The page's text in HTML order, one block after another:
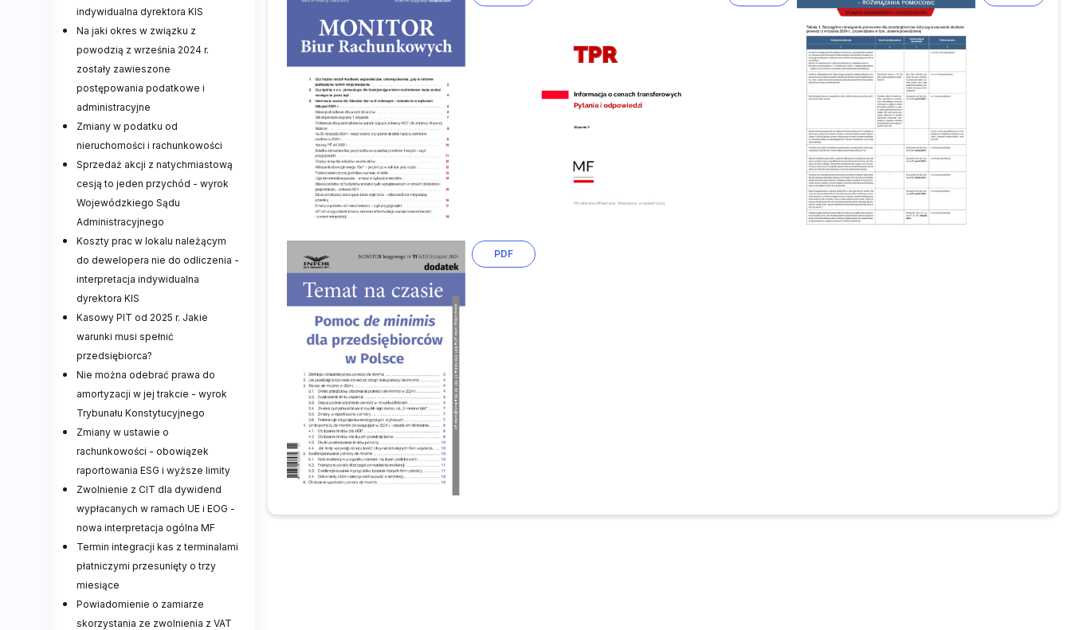
indywidualna dyrektora KIS
Na jaki okres w związku z
powodzią z września 2024 r.
zostały zawieszone
postępowania podatkowe i
administracyjne
Zmiany w podatku od
nieruchomości i rachunkowości
Sprzedaż akcji z natychmiastową
cesją to jeden przychód - wyrok
Wojewódzkiego Sądu
Administracyjnego
Koszty prac w lokalu należącym
do dewelopera nie do odliczenia -
interpretacja indywidualna
dyrektora KIS
Kasowy PIT od 2025 r. Jakie
warunki musi spełnić
przedsiębiorca?
Nie można odebrać prawa do
amortyzacji w jej trakcie - wyrok
Trybunału Konstytucyjnego
Zmiany w ustawie o
rachunkowości - obowiązek
raportowania ESG i wyższe limity
Zwolnienie z CIT dla dywidend
wypłacanych w ramach UE i EOG -
nowa interpretacja ogólna MF
Termin integracji kas z terminalami
płatniczymi przesunięty o trzy
miesiące
Powiadomienie o zamiarze
skorzystania ze zwolnienia z VAT
PDF